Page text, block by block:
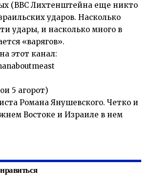
(ВВС Лихтенштейна еще никто
ударов. Насколько
удары, и насколько много в
«варягов».
этот канал:
5 агорот)
Романа Янушевского. Четко и
Востоке и Израиле в нем